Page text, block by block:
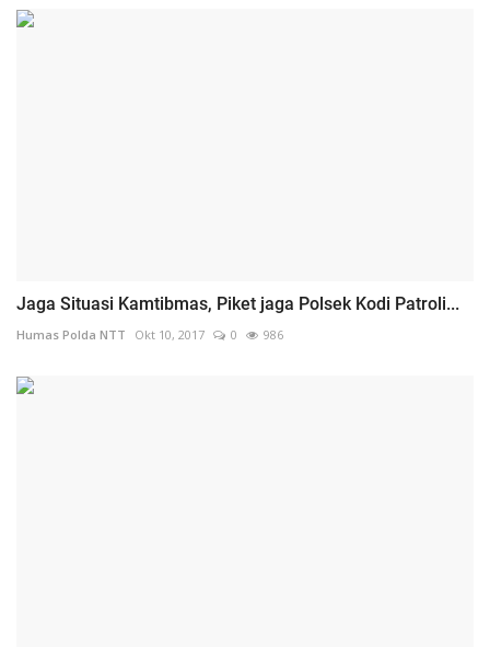
Jaga Situasi Kamtibmas, Piket jaga Polsek Kodi Patroli...
Humas Polda NTT Okt 10, 2017 0 986